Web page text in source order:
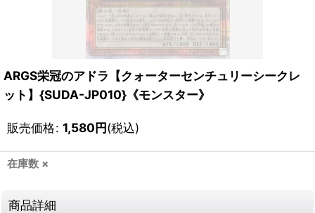
ARGS栄冠のアドラ【クォーターセンチュリーシークレ
ット】{SUDA-JP010}《モンスター》
販売価格: 1,580円(税込)
在庫数 ×
商品詳細